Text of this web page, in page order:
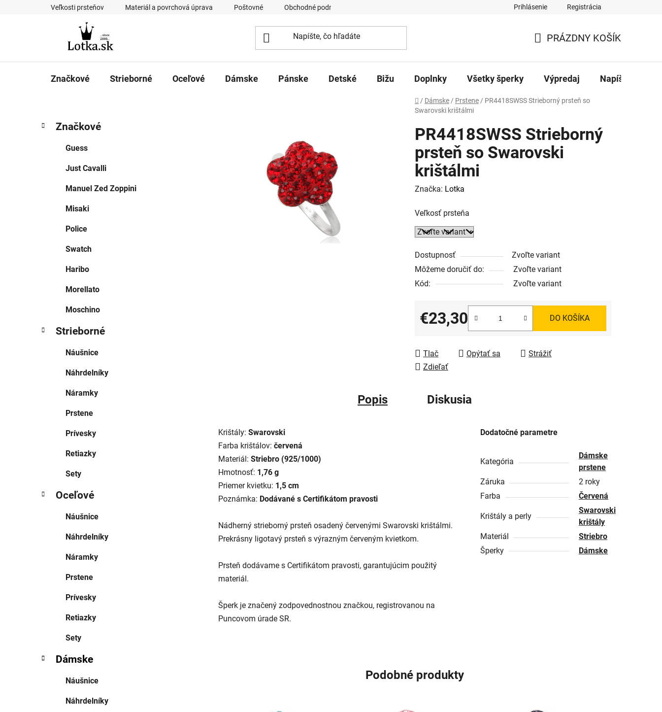
Veľkosti prsteňov Materiál a povrchová úprava Poštovné Obchodné podmienky Prihlásenie Registrácia
KOŠÍK
PRÁZDNY KOŠÍK
Značkové Strieborné Oceľové Dámske Pánske Detské Bižu Doplnky Všetky šperky Výpredaj Napíšte nám
Domov
/ Dámske / Prstene / PR4418SWSS Strieborný prsteň so
Swarovski krištálmi
B
kategórie
a
Značkové
Guess
Just Cavalli
Manuel Zed Zoppini
Misaki
Police
Swatch
Haribo
Morellato
Moschino
Strieborné
Náušnice
Náhrdelníky
Náramky
Prstene
Prívesky
Retiazky
Sety
Oceľové
Náušnice
Náhrdelníky
Náramky
Prstene
Prívesky
Retiazky
Sety
Dámske
Náušnice
Náhrdelníky
PR4418SWSS Strieborný
prsteň so Swarovski
krištálmi
Značka: Lotka
Veľkosť prsteňa
Dostupnosť
Zvoľte variant
Môžeme doručiť do:
Zvoľte variant
Kód:
Zvoľte variant
€23,30
Jednotková cena:
DO KOŠÍKA
Tlač Opýtať sa
Strážiť
Zdieľať
Popis Diskusia
Krištály: Swarovski
Farba krištálov: červená
Materiál: Striebro (925/1000)
Hmotnosť: 1,76 g
Priemer kvietku: 1,5 cm
Poznámka: Dodávané s Certifikátom pravosti
Nádherný strieborný prsteň osadený červenými Swarovski krištálmi.
Prekrásny ligotavý prsteň s výrazným červeným kvietkom.
Prsteň dodávame s Certifikátom pravosti, garantujúcim použitý
materiál.
Šperk je značený zodpovednostnou značkou, registrovanou na
Puncovom úrade SR.
Dodatočné parametre
Kategória
Dámske
prstene
Záruka
2 roky
Farba
Červená
Krištály a perly
Swarovski
krištály
Materiál
Striebro
Šperky
Dámske
Podobné produkty